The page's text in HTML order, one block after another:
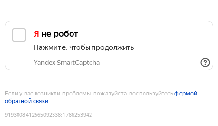
Я не робот
Нажмите, чтобы продолжить
Yandex SmartCaptcha
Если у вас возникли проблемы, пожалуйста, воспользуйтесьформой
обратной связи
9193008412565092338:1786253942